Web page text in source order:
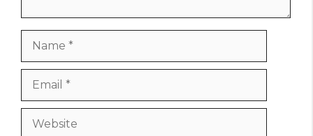
Website